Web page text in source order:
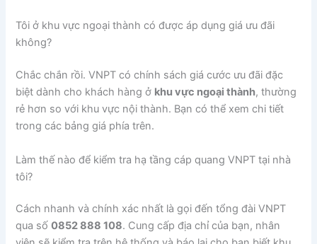
Tôi ở khu vực ngoại thành có được áp dụng giá ưu đãi
không?
Chắc chắn rồi. VNPT có chính sách giá cước ưu đãi đặc
biệt dành cho khách hàng ở khu vực ngoại thành, thường
rẻ hơn so với khu vực nội thành. Bạn có thể xem chi tiết
trong các bảng giá phía trên.
Làm thế nào để kiểm tra hạ tầng cáp quang VNPT tại nhà
tôi?
Cách nhanh và chính xác nhất là gọi đến tổng đài VNPT
qua số0852 888 108. Cung cấp địa chỉ của bạn, nhân